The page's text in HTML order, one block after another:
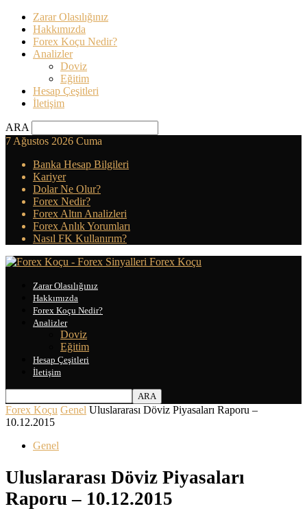
Zarar Olasılığınız
Hakkımızda
Forex Koçu Nedir?
Analizler
Doviz
Eğitim
Hesap Çeşitleri
İletişim
ARA
7 Ağustos 2026 Cuma
Banka Hesap Bilgileri
Kariyer
Dolar Ne Olur?
Forex Nedir?
Forex Altın Analizleri
Forex Anlık Yorumları
Nasıl FK Kullanırım?
Forex Koçu
Zarar Olasılığınız
Hakkımızda
Forex Koçu Nedir?
Analizler
Doviz
Eğitim
Hesap Çeşitleri
İletişim
Forex Koçu Genel Uluslararası Döviz Piyasaları Raporu –
10.12.2015
Genel
Uluslararası Döviz Piyasaları
Raporu – 10.12.2015